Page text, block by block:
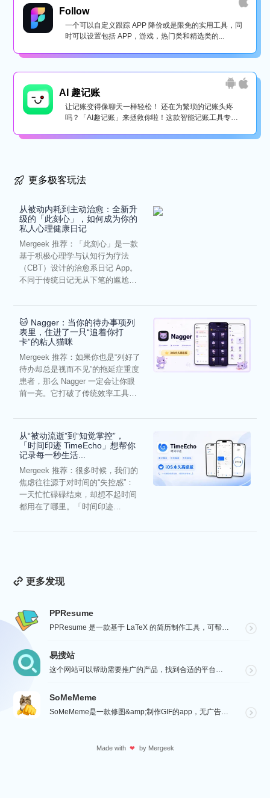
Follow
一个可以自定义跟踪 APP 降价或是限免的实用工具，同
时可以设置包括 APP，游戏，热门类和精选类的...
AI 趣记账
让记账变得像聊天一样轻松！ 还在为繁琐的记账头疼
吗？「AI趣记账」来拯救你啦！这款智能记账工具专为
更多极客玩法
从被动内耗到主动治愈：全新升
级的「此刻心」，如何成为你的
私人心理健康日记
Mergeek 推荐：「此刻心」是一款
基于积极心理学与认知行为疗法
（CBT）设计的治愈系日记 App。
不同于传统日记无从下笔的尴尬，
🐱 Nagger：当你的待办事项列
表里，住进了一只“追着你打
卡”的粘人猫咪
Mergeek 推荐：如果你也是“列好了
待办却总是视而不见”的拖延症重度
患者，那么 Nagger 一定会让你眼
前一亮。它打破了传统效率工具冰
从“被动流逝”到“知觉掌控”，
「时间印迹 TimeEcho」想帮你
记录每一秒生活...
Mergeek 推荐：很多时候，我们的
焦虑往往源于对时间的“失控感”：
一天忙忙碌碌结束，却想不起时间
都用在了哪里。「时间印迹
更多发现
PPResume
PPResume 是一款基于 LaTeX 的简历制作工具，可帮助用户在几分钟内快速制作精美、排版良好...
易搜站
这个网站可以帮助需要推广的产品，找到合适的平台进行沟通与投放，通过【预览图】与【SEO 流量数据】展...
SoMeMeme
SoMeMeme是一款修图&amp;制作GIF的app，无广告，无水印，专注于修图和将你相册中的视频...
Made with ❤ by Mergeek